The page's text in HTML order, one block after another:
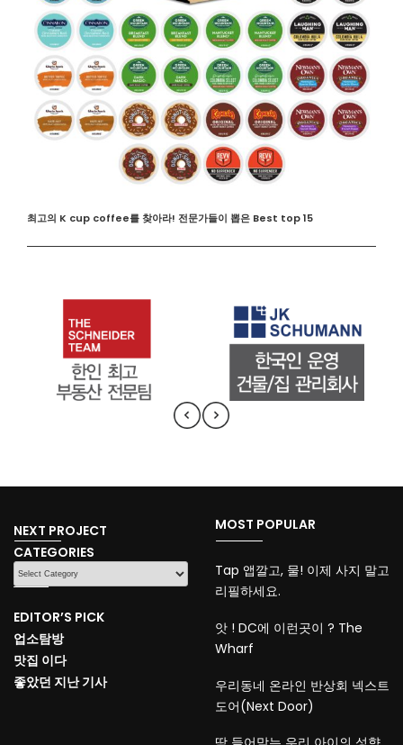
최고의 K cup coffee를 찾아라! 전문가들이 뽑은 Best top 15
NEXT PROJECT
CATEGORIES
CATEGORIES
EDITOR’S PICK
업소탐방
맛집 이다
좋았던 지난 기사
MOST POPULAR
Tap 앱깔고, 물! 이제 사지 말고
리필하세요.
앗 ! DC에 이런곳이 ? The
Wharf
우리동네 온라인 반상회 넥스트
도어(Next Door)